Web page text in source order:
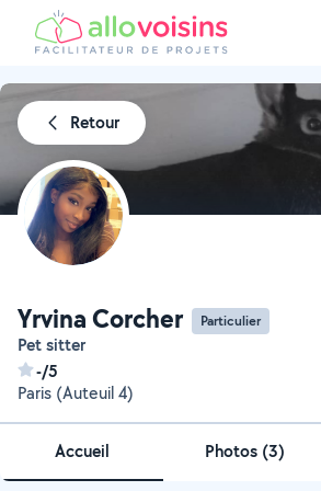
Retour
Yrvina Corcher Particulier
Pet sitter
-/5
Paris (Auteuil 4)
Accueil Photos (3)